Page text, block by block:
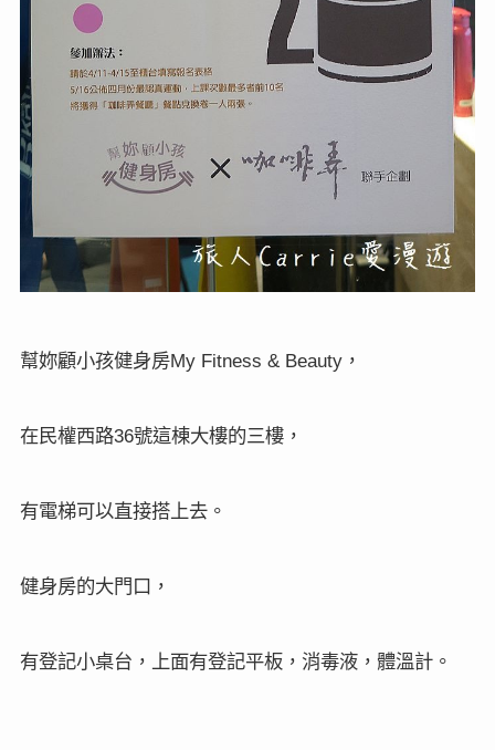
幫妳顧小孩健身房My Fitness & Beauty，
在民權西路36號這棟大樓的三樓，
有電梯可以直接搭上去。
健身房的大門口，
有登記小桌台，上面有登記平板，消毒液，體溫計。